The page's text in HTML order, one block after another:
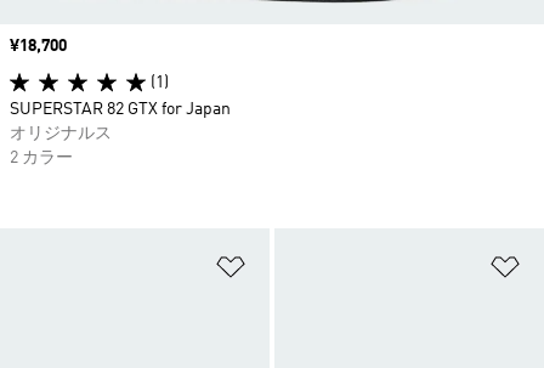
価格
¥18,700
(1)
SUPERSTAR 82 GTX for Japan
オリジナルス
2 カラー